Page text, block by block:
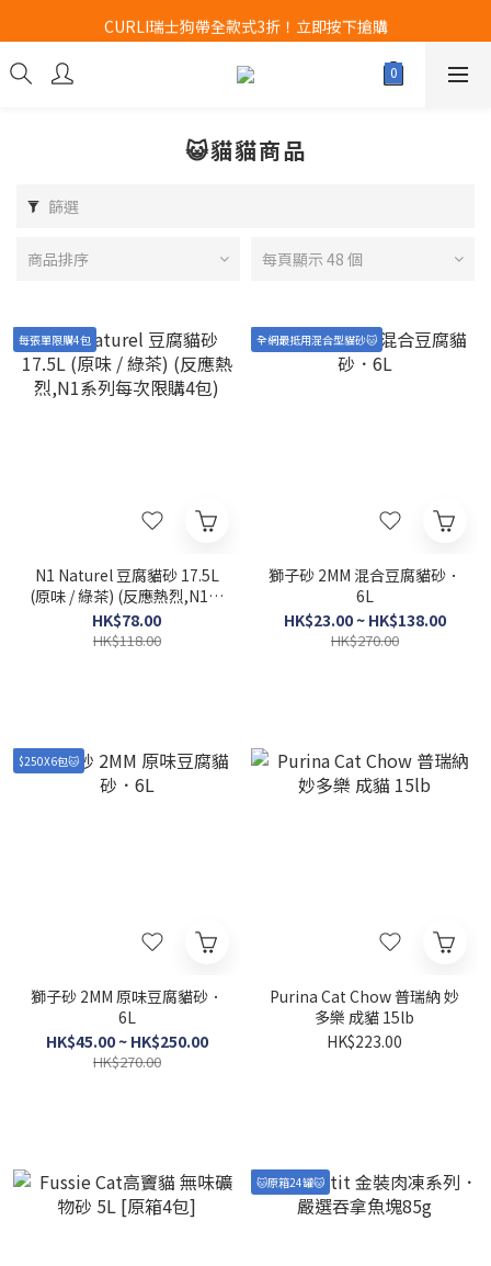
Airbuggy 全線現貨8折！立即點擊火速搶購
CURLI瑞士狗帶全款式3折！立即按下搶購
買任何獅子砂可享半價加購獅子砂木薯砂1包
😺貓貓商品
篩選
商品排序 每頁顯示 48 個
每張單限購4包
N1 Naturel 豆腐貓砂 17.5L
(原味 / 綠茶) (反應熱烈,N1系
列每次限購4包)
HK$78.00
HK$118.00
全網最抵用混合型貓砂🐱
獅子砂 2MM 混合豆腐貓砂．
6L
HK$23.00 ~ HK$138.00
HK$270.00
$250X6包🐱
獅子砂 2MM 原味豆腐貓砂．
6L
HK$45.00 ~ HK$250.00
HK$270.00
Purina Cat Chow 普瑞納 妙
多樂 成貓 15lb
HK$223.00
🐱原箱24罐🐱